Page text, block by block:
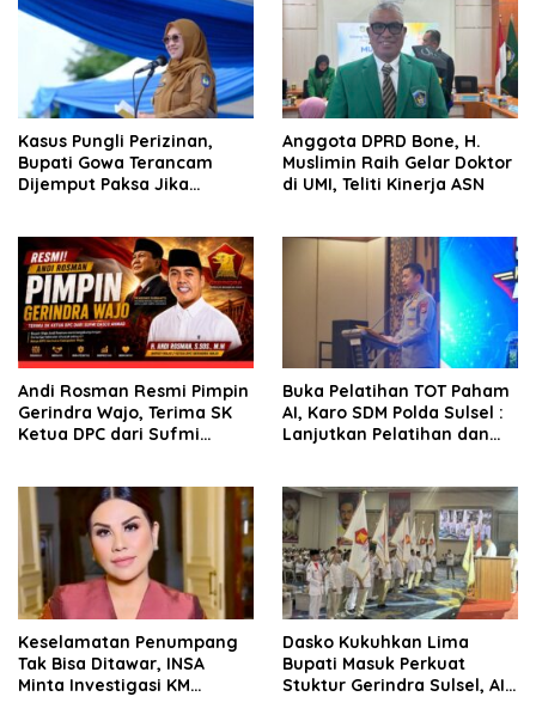
Kasus Pungli Perizinan,
Bupati Gowa Terancam
Dijemput Paksa Jika
Anggota DPRD Bone, H.
Muslimin Raih Gelar Doktor
di UMI, Teliti Kinerja ASN
Andi Rosman Resmi Pimpin
Gerindra Wajo, Terima SK
Ketua DPC dari Sufmi
Buka Pelatihan TOT Paham
AI, Karo SDM Polda Sulsel :
Lanjutkan Pelatihan dan
Keselamatan Penumpang
Tak Bisa Ditawar, INSA
Minta Investigasi KM
Dasko Kukuhkan Lima
Bupati Masuk Perkuat
Stuktur Gerindra Sulsel, AIA